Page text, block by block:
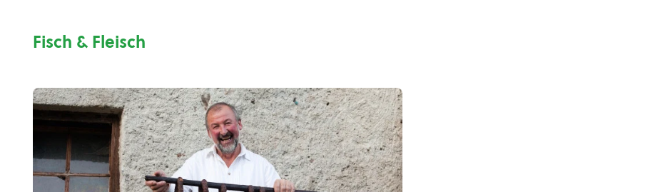
Fisch & Fleisch